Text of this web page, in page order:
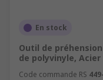
En stock
Outil de préhension
de polyvinyle,
Code commande RS